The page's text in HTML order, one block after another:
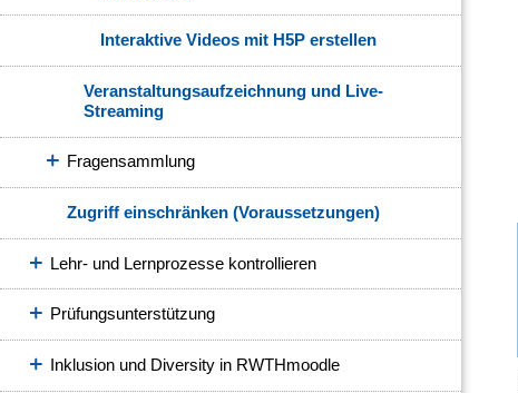
Interaktive Videos mit H5P erstellen
Veranstaltungsaufzeichnung und Live-
Streaming
Fragensammlung
Zugriff einschränken (Voraussetzungen)
Lehr- und Lernprozesse kontrollieren
Prüfungsunterstützung
Inklusion und Diversity in RWTHmoodle